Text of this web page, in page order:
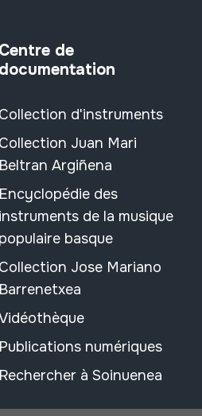
Centre de
documentation
Collection d'instruments
Collection Juan Mari
Beltran Argiñena
Encyclopédie des
instruments de la musique
populaire basque
Collection Jose Mariano
Barrenetxea
Publications numériques
Rechercher à Soinuenea